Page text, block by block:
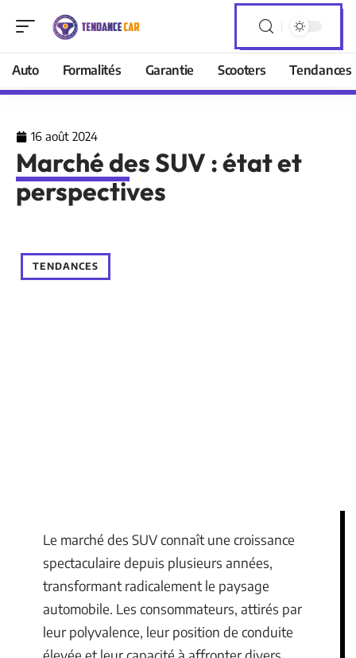
Auto Formalités Garantie Scooters Tendances
16 août 2024
Marché des SUV : état et
perspectives
TENDANCES
Le marché des SUV connaît une croissance
spectaculaire depuis plusieurs années,
transformant radicalement le paysage
automobile. Les consommateurs, attirés par
leur polyvalence, leur position de conduite